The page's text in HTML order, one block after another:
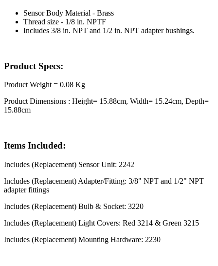
Sensor Body Material - Brass
Thread size - 1/8 in. NPTF
Includes 3/8 in. NPT and 1/2 in. NPT adapter bushings.
Product Specs:
Product Weight = 0.08 Kg
Product Dimensions : Height= 15.88cm, Width= 15.24cm, Depth=
15.88cm
Items Included:
Includes (Replacement) Sensor Unit: 2242
Includes (Replacement) Adapter/Fitting: 3/8" NPT and 1/2" NPT
adapter fittings
Includes (Replacement) Bulb & Socket: 3220
Includes (Replacement) Light Covers: Red 3214 & Green 3215
Includes (Replacement) Mounting Hardware: 2230